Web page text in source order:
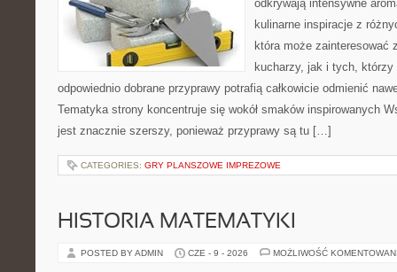
odkrywają intensywne
kulinarne inspiracje z
która może zainteresować
kucharzy, jak i tych, którzy
odpowiednio dobrane przyprawy potrafią całkowicie odmienić
Tematyka strony koncentruje się wokół smaków inspirowanych
jest znacznie szerszy, ponieważ przyprawy są tu […]
CATEGORIES: GRY PLANSZOWE IMPREZOWE
HISTORIA MATEMATYKI
POSTED BY ADMIN CZE - 9 - 2026 MOŻLIWOŚĆ